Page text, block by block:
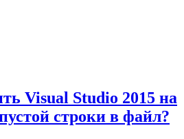
Visual Studio 2015 на
строки в файл?